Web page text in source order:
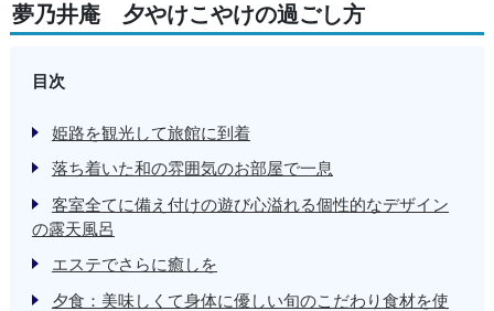
夢乃井庵 夕やけこやけの過ごし方
目次
姫路を観光して旅館に到着
落ち着いた和の雰囲気のお部屋で一息
客室全てに備え付けの遊び心溢れる個性的なデザイン
の露天風呂
エステでさらに癒しを
夕食：美味しくて身体に優しい旬のこだわり食材を使